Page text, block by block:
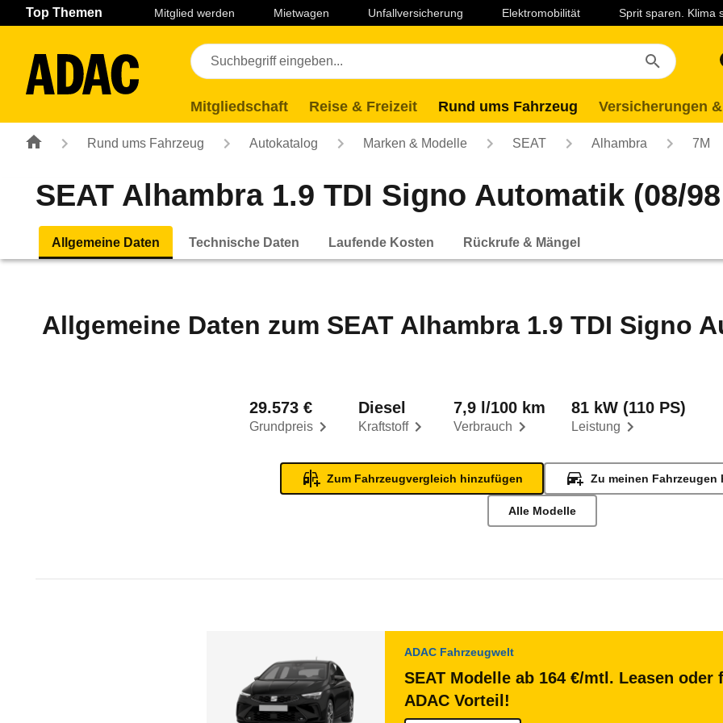
Navigation Seiteninhalt Fußzeile
Top Themen Mitglied werden Mietwagen Unfallversicherung Elektromobilität Sprit sparen. Klima
Mitgliedschaft Reise & Freizeit Rund ums Fahrzeug Versicherungen
Rund ums Fahrzeug Autokatalog Marken & Modelle SEAT Alhambra 7M
SEAT Alhambra 1.9 TDI Signo Automatik (08/
Allgemeine Daten Technische Daten Laufende Kosten Rückrufe & Mängel
Allgemeine Daten zum SEAT Alhambra 1.9 TDI Signo
Grundpreis
29.573 €
Kraftstoff
Diesel
Verbrauch
7,9 l/100 km
Leistung
81 kW (110 PS)
Zum Fahrzeugvergleich hinzufügen Zu meinen Fahrzeugen
Alle Modelle
ADAC Fahrzeugwelt
SEAT Modelle ab 164 €/mtl. Leasen
ADAC Vorteil!